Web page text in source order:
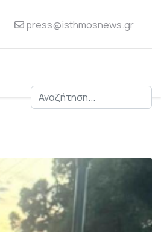
press@isthmosnews.gr
Αναζήτηση